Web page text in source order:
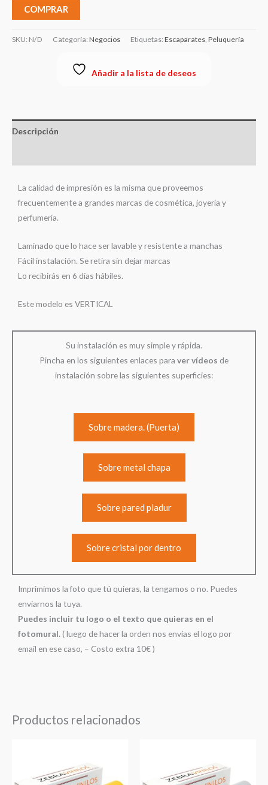
COMPRAR
SKU: N/D Categoría: Negocios Etiquetas: Escaparates, Peluquería
Añadir a la lista de deseos
Descripción
La calidad de impresión es la misma que proveemos
frecuentemente a grandes marcas de cosmética, joyería y
perfumería.
Laminado que lo hace ser lavable y resistente a manchas
Fácil instalación. Se retira sin dejar marcas
Lo recibirás en 6 días hábiles.
Este modelo es VERTICAL
Su instalación es muy simple y rápida.
Pincha en los siguientes enlaces para vervídeos de
instalación sobre las siguientes superficies:
Sobre madera. (Puerta)
Sobre metal chapa
Sobre pared pladur
Sobre cristal por dentro
Imprimimos la foto que tú quieras, la tengamos o no. Puedes
enviarnos la tuya.
Puedes incluir tu logo o el texto que quieras en el
fotomural.( luego de hacer la orden nos envías el logo por
email en ese caso, – Costo extra 10€ )
Productos relacionados
de
de